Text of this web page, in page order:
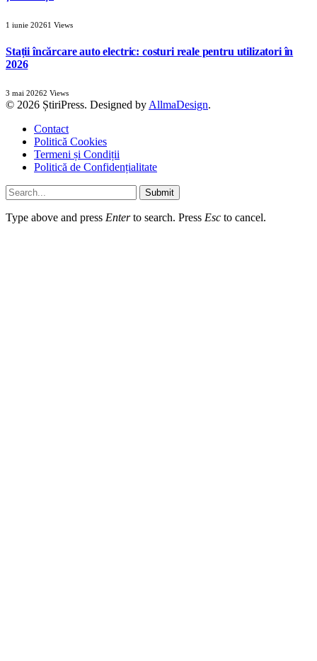
1 iunie 20261 Views
Stații încărcare auto electric: costuri reale pentru utilizatori în
2026
3 mai 20262 Views
© 2026 ȘtiriPress. Designed by AllmaDesign.
Contact
Politică Cookies
Termeni și Condiții
Politică de Confidențialitate
Submit
Type above and press Enterto search. Press Esc to cancel.